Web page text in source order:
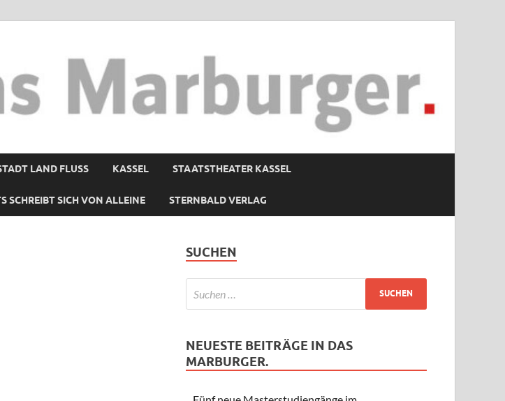
LAND FLUSS KASSEL STAATSTHEATER KASSEL
SCHREIBT SICH VON ALLEINE STERNBALD VERLAG
SUCHEN
NEUESTE BEITRÄGE IN DAS
MARBURGER.